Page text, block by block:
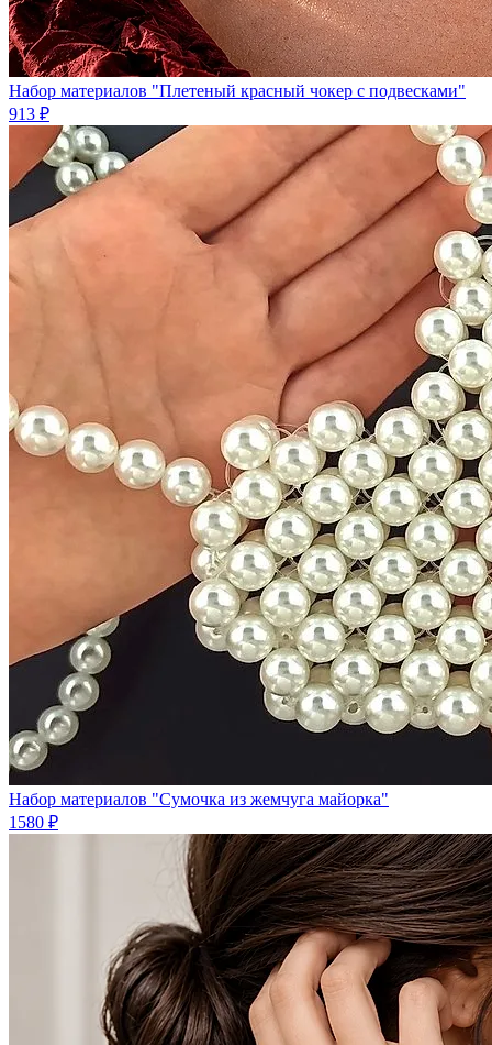
Набор материалов "Плетеный красный чокер с подвесками"
913 ₽
Набор материалов "Сумочка из жемчуга майорка"
1580 ₽